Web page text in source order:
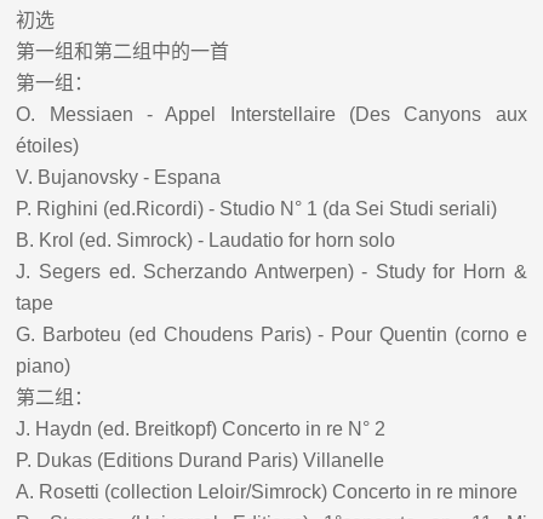
初选
第一组和第二组中的一首
第一组：
O. Messiaen - Appel Interstellaire (Des Canyons aux
étoiles)
V. Bujanovsky - Espana
P. Righini (ed.Ricordi) - Studio N° 1 (da Sei Studi seriali)
B. Krol (ed. Simrock) - Laudatio for horn solo
J. Segers ed. Scherzando Antwerpen) - Study for Horn &
tape
G. Barboteu (ed Choudens Paris) - Pour Quentin (corno e
piano)
第二组：
J. Haydn (ed. Breitkopf) Concerto in re N° 2
P. Dukas (Editions Durand Paris) Villanelle
A. Rosetti (collection Leloir/Simrock) Concerto in re minore